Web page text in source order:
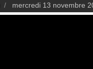
mercredi 13 novembre